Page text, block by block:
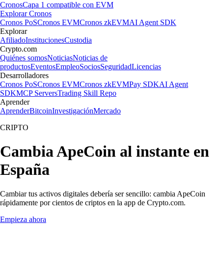
CronosCapa 1 compatible con EVM
Explorar Cronos
Cronos PoSCronos EVMCronos zkEVMAI Agent SDK
Explorar
AfiliadoInstitucionesCustodia
Crypto.com
Quiénes somosNoticiasNoticias de
productosEventosEmpleoSociosSeguridadLicencias
Desarrolladores
Cronos PoSCronos EVMCronos zkEVMPay SDKAI Agent
SDKMCP ServersTrading Skill Repo
Aprender
AprenderBitcoinInvestigaciónMercado
CRIPTO
Cambia ApeCoin al instante en
España
Cambiar tus activos digitales debería ser sencillo: cambia ApeCoin
rápidamente por cientos de criptos en la app de Crypto.com.
Empieza ahora